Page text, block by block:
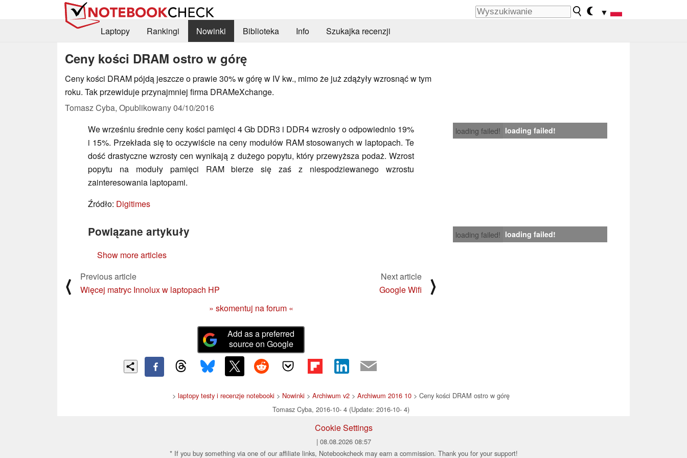
▼
Laptopy
Rankingi Nowinki Biblioteka Info Szukajka recenzji
Ceny kości DRAM ostro w górę
Ceny kości DRAM pójdą jeszcze o prawie 30% w górę w IV kw., mimo że już zdążyły wzrosnąć w tym
roku. Tak przewiduje przynajmniej firma DRAMeXchange.
Tomasz Cyba, Opublikowany04/10/2016
loading failed! loading failed!
We wrześniu średnie ceny kości pamięci 4 Gb DDR3 i DDR4 wzrosły o odpowiednio 19%
i 15%. Przekłada się to oczywiście na ceny modułów RAM stosowanych w laptopach. Te
dość drastyczne wzrosty cen wynikają z dużego popytu, który przewyższa podaż. Wzrost
popytu na moduły pamięci RAM bierze się zaś z niespodziewanego wzrostu
zainteresowania laptopami.
Źródło: Digitimes
loading failed! loading failed!
Powiązane artykuły
Show more articles
⟨
Previous article
Więcej matryc Innolux w laptopach HP
Next article
Google Wifi
⟩
» skomentuj na forum «
Add as a preferred
source on Google
> laptopy testy i recenzje notebooki > Nowinki > Archiwum v2 > Archiwum 2016 10 > Ceny kości DRAM ostro w górę
Tomasz Cyba, 2016-10- 4 (Update: 2016-10- 4)
Cookie Settings
| 08.08.2026 08:57
* If you buy something via one of our affiliate links, Notebookcheck may earn a commission. Thank you for your support!